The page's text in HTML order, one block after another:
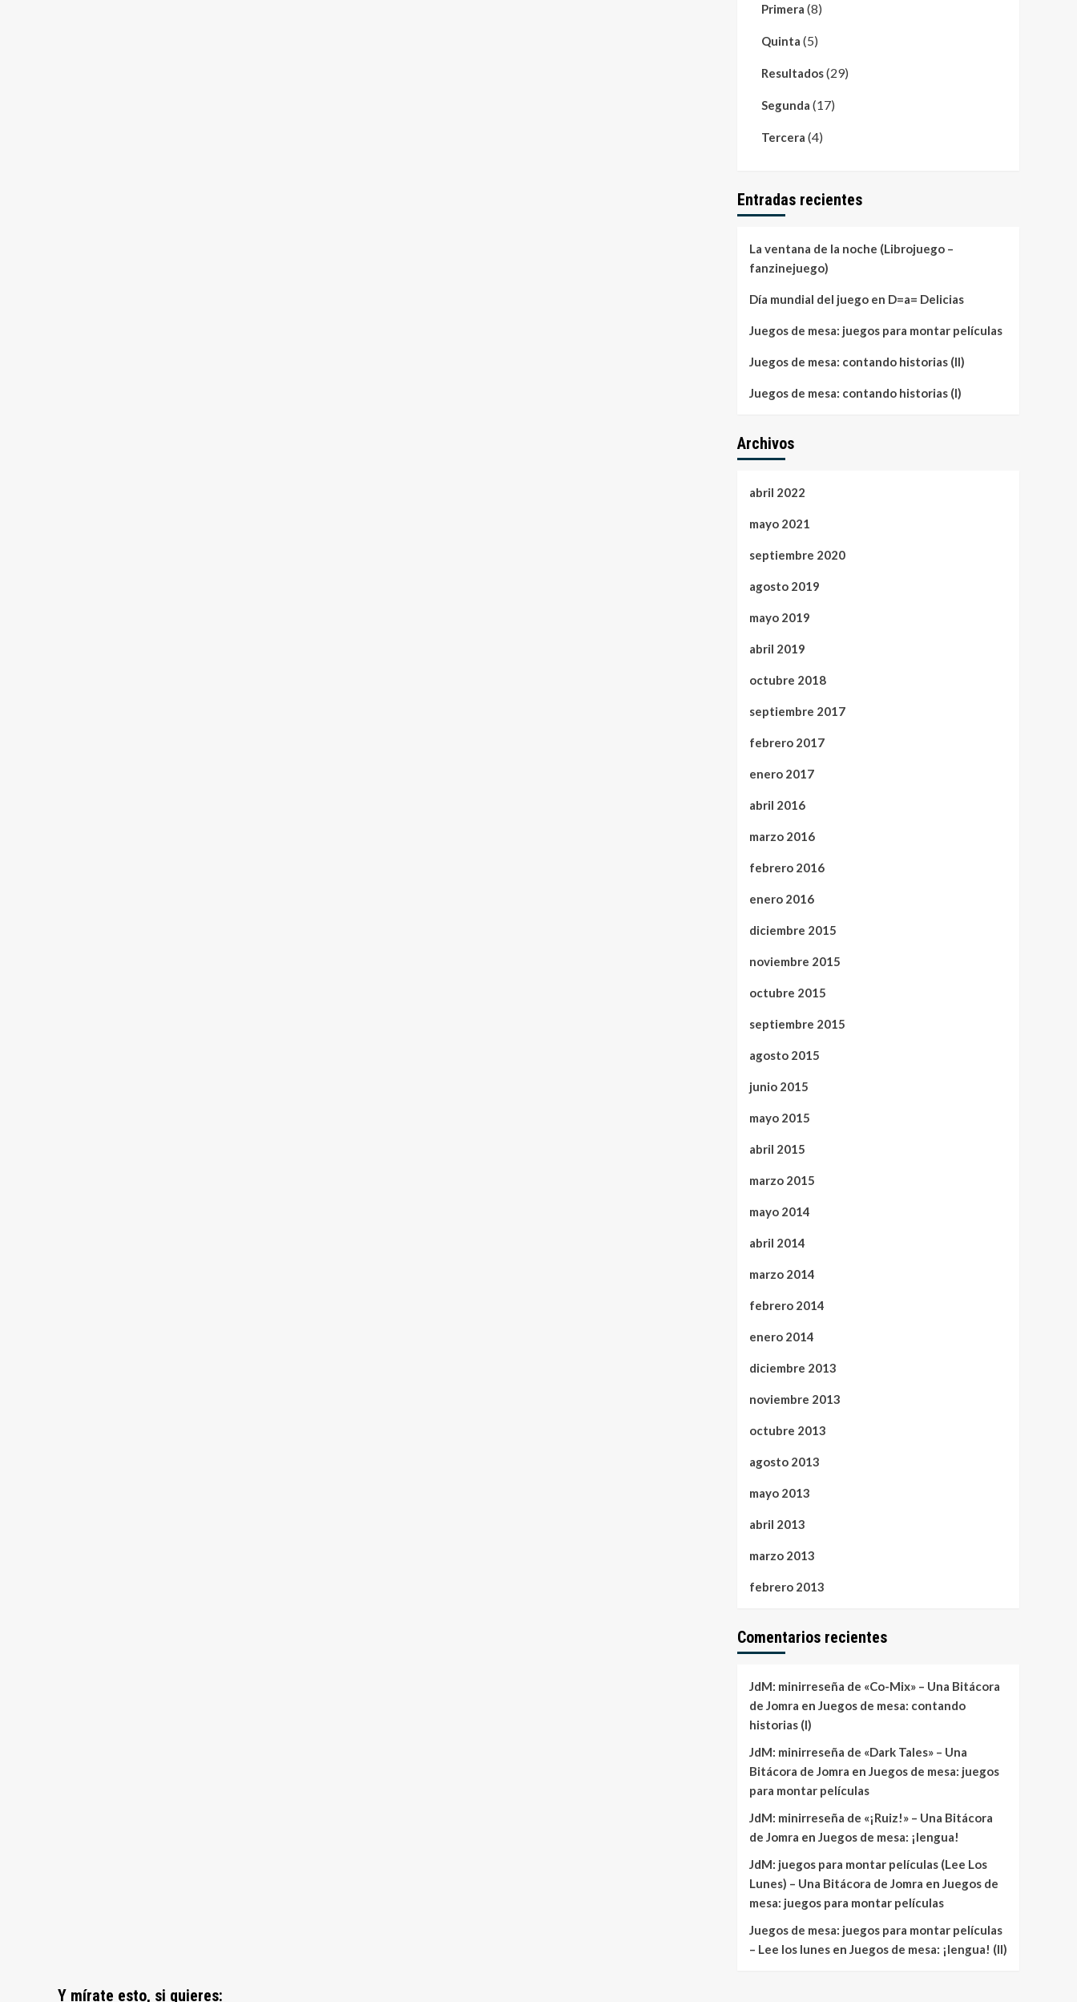
Primera (8)
Quinta (5)
Resultados(29)
Segunda (17)
Tercera (4)
Entradas recientes
La ventana de la noche (Librojuego –
fanzinejuego)
Día mundial del juego en D=a= Delicias
Juegos de mesa: juegos para montar películas
Juegos de mesa: contando historias (II)
Juegos de mesa: contando historias (I)
Archivos
abril 2022
mayo 2021
septiembre 2020
agosto 2019
mayo 2019
abril 2019
octubre 2018
septiembre 2017
febrero 2017
enero 2017
abril 2016
marzo 2016
febrero 2016
enero 2016
diciembre 2015
noviembre 2015
octubre 2015
septiembre 2015
agosto 2015
junio 2015
mayo 2015
abril 2015
marzo 2015
mayo 2014
abril 2014
marzo 2014
febrero 2014
enero 2014
diciembre 2013
noviembre 2013
octubre 2013
agosto 2013
mayo 2013
abril 2013
marzo 2013
febrero 2013
Comentarios recientes
JdM: minirreseña de «Co-Mix» – Una Bitácora
de Jomra en Juegos de mesa: contando
historias (I)
JdM: minirreseña de «Dark Tales» – Una
Bitácora de Jomra en Juegos de mesa: juegos
para montar películas
JdM: minirreseña de «¡Ruiz!» – Una Bitácora
de Jomra en Juegos de mesa: ¡lengua!
JdM: juegos para montar películas (Lee Los
Lunes) – Una Bitácora de Jomra en Juegos de
mesa: juegos para montar películas
Juegos de mesa: juegos para montar películas
– Lee los lunesen Juegos de mesa: ¡lengua! (II)
Y mírate esto, si quieres: